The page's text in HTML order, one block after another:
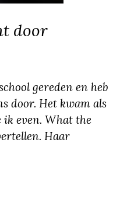
door
gereden en heb
door. Het kwam als
even. What the
Haar